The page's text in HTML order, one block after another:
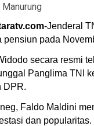
-Jenderal
pensiun pada
secara resmi
Panglima TNI
DPR.
Faldo Maldini
dan popularitas.